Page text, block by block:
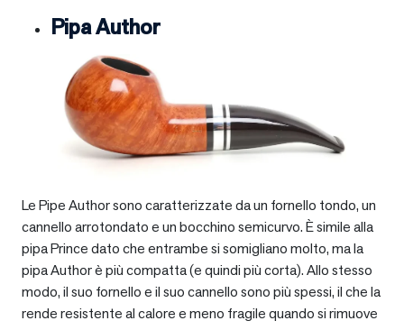
Pipa Author
Le Pipe Author sono caratterizzate da un fornello tondo, un
cannello arrotondato e un bocchino semicurvo. È simile alla
pipa Prince dato che entrambe si somigliano molto, ma la
pipa Author è più compatta (e quindi più corta). Allo stesso
modo, il suo fornello e il suo cannello sono più spessi, il che la
rende resistente al calore e meno fragile quando si rimuove